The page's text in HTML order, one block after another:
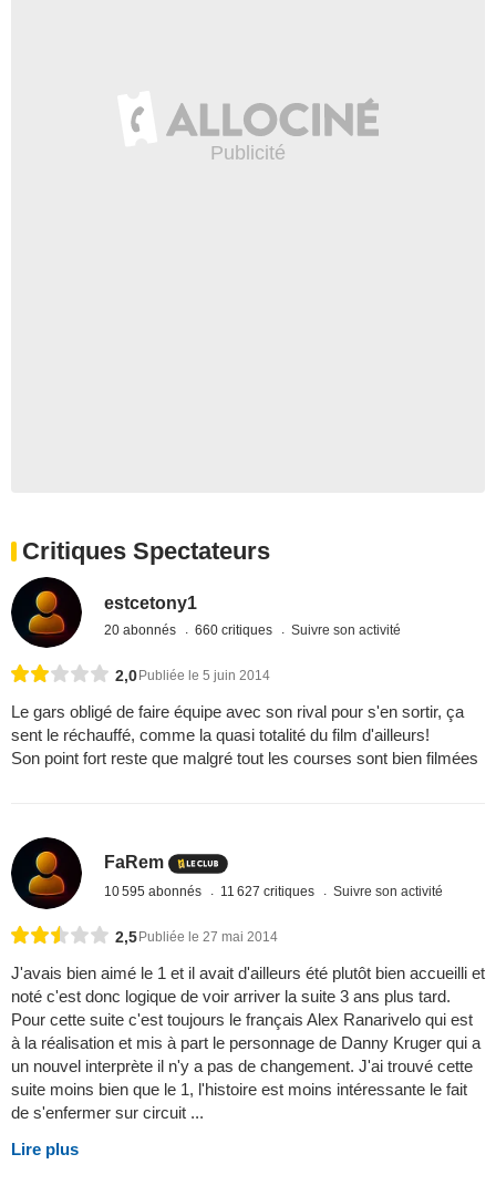
Critiques Spectateurs
estcetony1
20 abonnés 660 critiques Suivre son activité
2,0 Publiée le 5 juin 2014
Le gars obligé de faire équipe avec son rival pour s'en sortir, ça
sent le réchauffé, comme la quasi totalité du film d'ailleurs!
Son point fort reste que malgré tout les courses sont bien filmées
FaRem
10 595 abonnés 11 627 critiques Suivre son activité
2,5Publiée le 27 mai 2014
J'avais bien aimé le 1 et il avait d'ailleurs été plutôt bien accueilli et
noté c'est donc logique de voir arriver la suite 3 ans plus tard.
Pour cette suite c'est toujours le français Alex Ranarivelo qui est
à la réalisation et mis à part le personnage de Danny Kruger qui a
un nouvel interprète il n'y a pas de changement. J'ai trouvé cette
suite moins bien que le 1, l'histoire est moins intéressante le fait
de s'enfermer sur circuit ...
Lire plus